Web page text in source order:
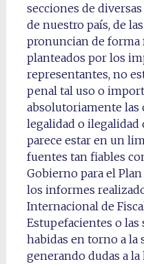
secciones de
de nuestro país, de
pronuncian de forma
planteados por los
representantes, no
penal tal uso o
absolutoriamente las
legalidad o ilegalidad
parece estar en un
fuentes tan fiables
Gobierno para el
los informes
Internacional de
Estupefacientes o
habidas en torno a la
generando dudas a